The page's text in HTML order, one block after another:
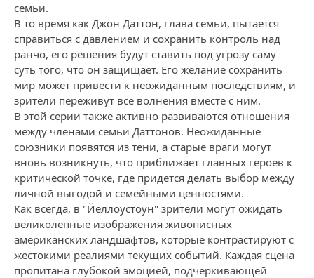
семьи.
В то время как Джон Даттон, глава семьи, пытается
справиться с давлением и сохранить контроль над
ранчо, его решения будут ставить под угрозу саму
суть того, что он защищает. Его желание сохранить
мир может привести к неожиданным последствиям, и
зрители переживут все волнения вместе с ним.
В этой серии также активно развиваются отношения
между членами семьи Даттонов. Неожиданные
союзники появятся из тени, а старые враги могут
вновь возникнуть, что приближает главных героев к
критической точке, где придется делать выбор между
личной выгодой и семейными ценностями.
Как всегда, в "Йеллоустоун" зрители могут ожидать
великолепные изображения живописных
американских ландшафтов, которые контрастируют с
жестокими реалиями текущих событий. Каждая сцена
пропитана глубокой эмоцией, подчеркивающей